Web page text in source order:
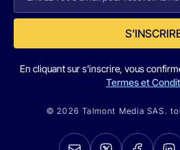
En cliquant sur s'inscrire, vous
Termes et
© 2026 Talmont Media SAS.